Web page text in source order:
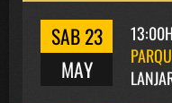
SAB 23
MAY
13:00H